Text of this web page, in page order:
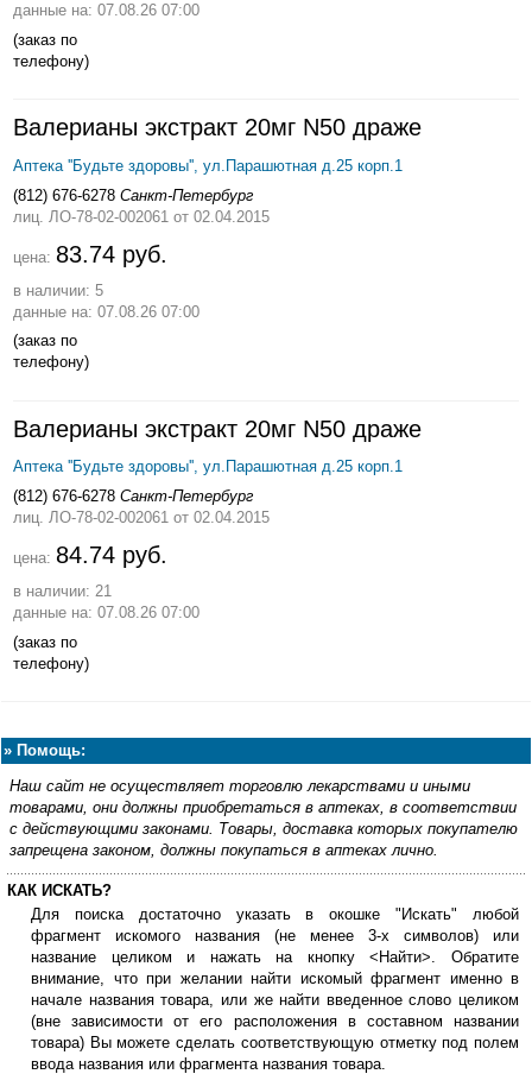
данные на: 07.08.26 07:00
(заказ по
телефону)
Валерианы экстракт 20мг N50 драже
Аптека ''Будьте здоровы'', ул.Парашютная д.25 корп.1
(812) 676-6278 Санкт-Петербург
лиц. ЛО-78-02-002061 от 02.04.2015
цена: 83.74 руб.
в наличии: 5
данные на: 07.08.26 07:00
(заказ по
телефону)
Валерианы экстракт 20мг N50 драже
Аптека ''Будьте здоровы'', ул.Парашютная д.25 корп.1
(812) 676-6278 Санкт-Петербург
лиц. ЛО-78-02-002061 от 02.04.2015
цена: 84.74 руб.
в наличии: 21
данные на: 07.08.26 07:00
(заказ по
телефону)
» Помощь:
Наш сайт не осуществляет торговлю лекарствами и иными
товарами, они должны приобретаться в аптеках, в соответствии
с действующими законами. Товары, доставка которых покупателю
запрещена законом, должны покупаться в аптеках лично.
КАК ИСКАТЬ?
Для поиска достаточно указать в окошке "Искать" любой
фрагмент искомого названия (не менее 3-х символов) или
название целиком и нажать на кнопку <Найти>. Обратите
внимание, что при желании найти искомый фрагмент именно в
начале названия товара, или же найти введенное слово целиком
(вне зависимости от его расположения в составном названии
товара) Вы можете сделать соответствующую отметку под полем
ввода названия или фрагмента названия товара.